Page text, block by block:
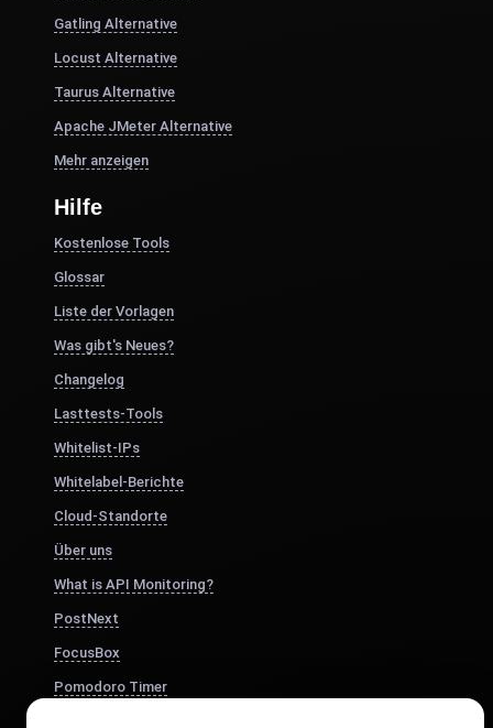
Gatling Alternative
Locust Alternative
Taurus Alternative
Apache JMeter Alternative
Mehr anzeigen
Hilfe
Kostenlose Tools
Glossar
Liste der Vorlagen
Was gibt's Neues?
Changelog
Lasttests-Tools
Whitelist-IPs
Whitelabel-Berichte
Cloud-Standorte
Über uns
What is API Monitoring?
PostNext
FocusBox
Pomodoro Timer